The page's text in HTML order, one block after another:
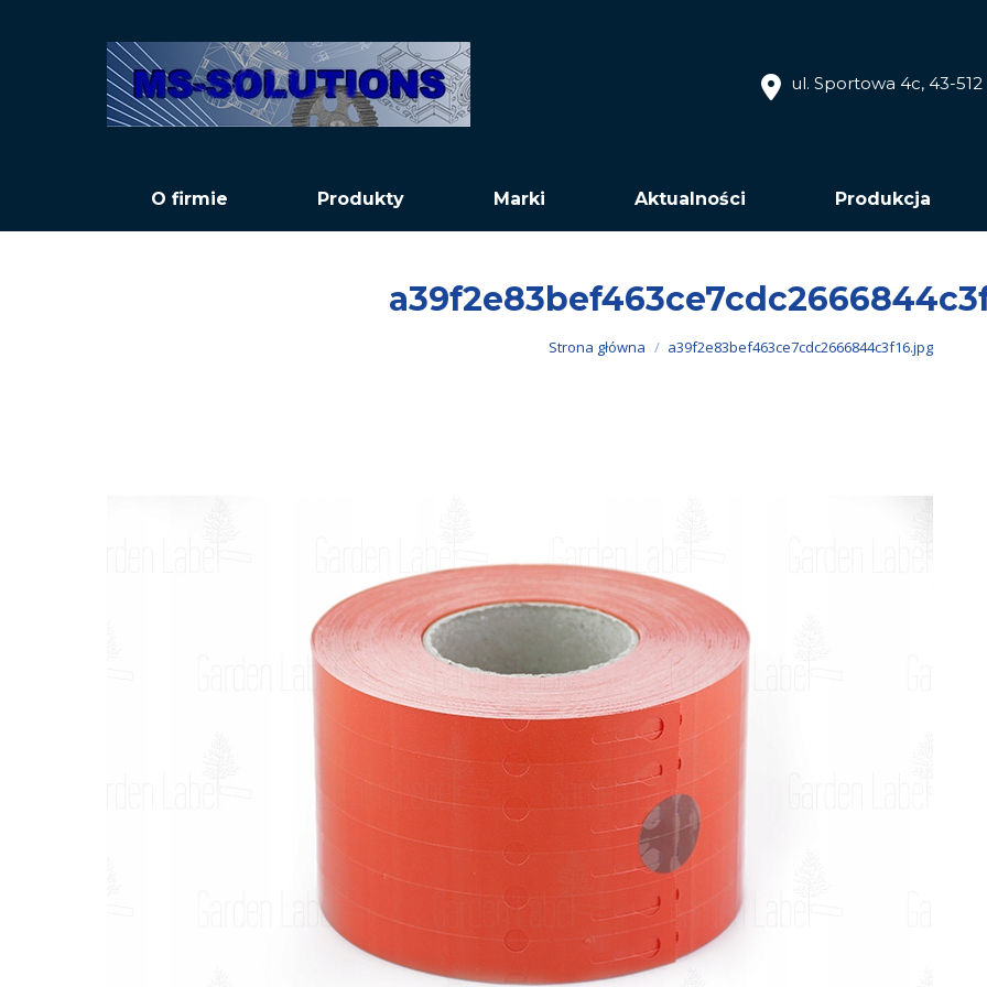
ul. Sportowa 4c, 43-
O firmie Produkty Marki Aktualności Produkcja
Jesteś tutaj:
Strona główna a39f2e83bef463ce7cdc2666844c3f16.jpg